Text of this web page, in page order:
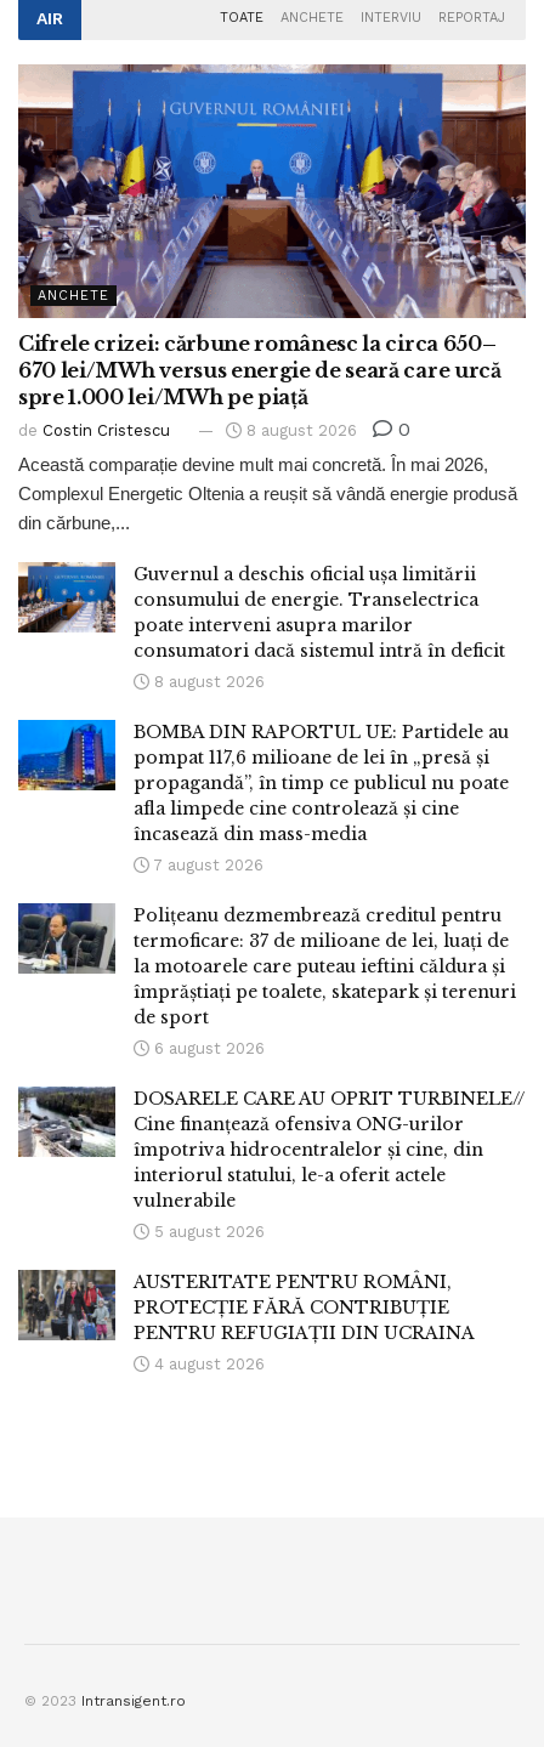
AIR TOATE ANCHETE INTERVIU REPORTAJ
ANCHETE
Cifrele crizei: cărbune românesc la circa 650–
670 lei/MWh versus energie de seară care urcă
spre 1.000 lei/MWh pe piață
de Costin Cristescu 8 august 2026 0
Această comparație devine mult mai concretă. În mai 2026,
Complexul Energetic Oltenia a reușit să vândă energie produsă
din cărbune,...
Guvernul a deschis oficial ușa limitării
consumului de energie. Transelectrica
poate interveni asupra marilor
consumatori dacă sistemul intră în deficit
8 august 2026
BOMBA DIN RAPORTUL UE: Partidele au
pompat 117,6 milioane de lei în „presă și
propagandă”, în timp ce publicul nu poate
afla limpede cine controlează și cine
încasează din mass-media
7 august 2026
Polițeanu dezmembrează creditul pentru
termoficare: 37 de milioane de lei, luați de
la motoarele care puteau ieftini căldura și
împrăștiați pe toalete, skatepark și terenuri
de sport
6 august 2026
DOSARELE CARE AU OPRIT TURBINELE//
Cine finanțează ofensiva ONG-urilor
împotriva hidrocentralelor și cine, din
interiorul statului, le-a oferit actele
vulnerabile
5 august 2026
AUSTERITATE PENTRU ROMÂNI,
PROTECȚIE FĂRĂ CONTRIBUȚIE
PENTRU REFUGIAȚII DIN UCRAINA
4 august 2026
© 2023 Intransigent.ro